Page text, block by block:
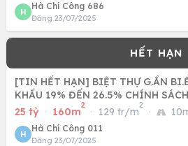
H
Hà Chí Công 686
Đăng 23/07/2025
[TIN HẾT HẠN] BIỆT THỰ G.ẦN BI.ỂN VIN OCP2, CHIẾT
KHẤU 19% ĐẾN 26.5% CHÍNH
CĂN VÀ CHỈ
25 tỷ · 160m
2
· 129 tr/m
2
·
H
Hà Chí Công 011
Đăng 23/07/2025